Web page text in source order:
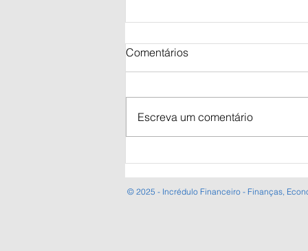
brasileira
Comentários
Escreva um comentário
© 2025 - Incrédulo Financeiro - Finanças,